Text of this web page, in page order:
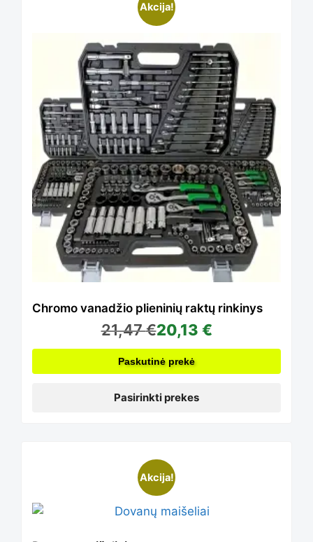
Akcija!
Chromo vanadžio plieninių raktų rinkinys
21,47€20,13 €
Paskutinė prekė
Pasirinkti prekes
product
has
multiple
variants.
The
options
may
chosen
on
Akcija!
product